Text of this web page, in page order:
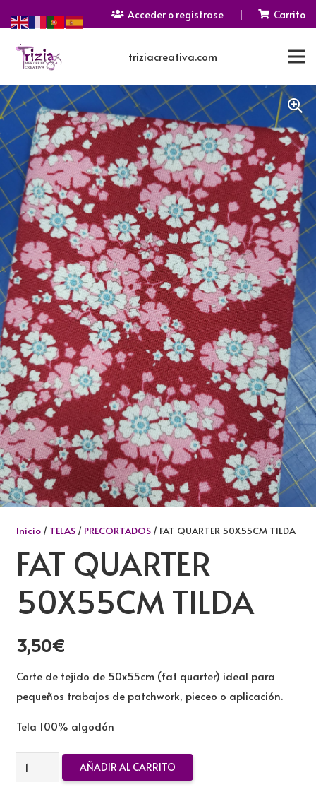
Acceder o registrase | Carrito
triziacreativa.com
Inicio/ TELAS/ PRECORTADOS/ FAT QUARTER 50X55CM TILDA
FAT QUARTER
50X55CM TILDA
3,50€
Corte de tejido de 50x55cm (fat quarter) ideal para
pequeños trabajos de patchwork, pieceo o aplicación.
Tela 100% algodón
FAT
AÑADIR AL CARRITO